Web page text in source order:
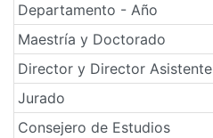
Departamento - Año
Maestría y Doctorado
Director y Director Asistente
Jurado
Consejero de Estudios